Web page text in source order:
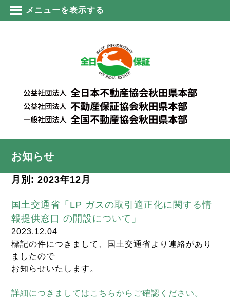
メニューを表示する
お知らせ
月別: 2023年12月
国土交通省「LP ガスの取引適正化に関する情
報提供窓口 の開設について」
2023.12.04
標記の件につきまして、国土交通省より連絡があり
ましたので
お知らせいたします。
詳細につきましてはこちらからご確認ください。